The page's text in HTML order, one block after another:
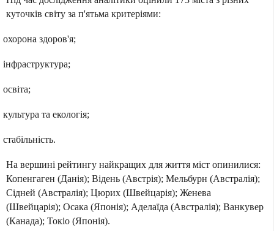
куточків світу за п'ятьма критеріями:
охорона здоров'я;
інфраструктура;
освіта;
культура та екологія;
стабільність.
На вершині рейтингу найкращих для життя міст опинилися:
Копенгаген (Данія); Відень (Австрія); Мельбурн (Австралія);
Сідней (Австралія); Цюрих (Швейцарія); Женева
(Швейцарія); Осака (Японія); Аделаїда (Австралія); Ванкувер
(Канада); Токіо (Японія).